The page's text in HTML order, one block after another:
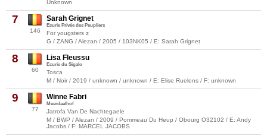
Unknown
7
146
Sarah Grignet
Ecurie Privée des Peupliers
For yougsters z
G / ZANG / Alezan / 2005 / 103NK05 / E: Sarah Grignet
8
60
Lisa Fleussu
Ecurie du Sigalo
Tosca
M / Noir / 2019 / unknown / unknown / E: Elise Ruelens / F: unknown
9
77
Winne Fabri
Meerdaalhof
Jatrofa Van De Nachtegaele
M / BWP / Alezan / 2009 / Pommeau Du Heup / Obourg O32102 / E: Andy
Jacobs / F: MARCEL JACOBS